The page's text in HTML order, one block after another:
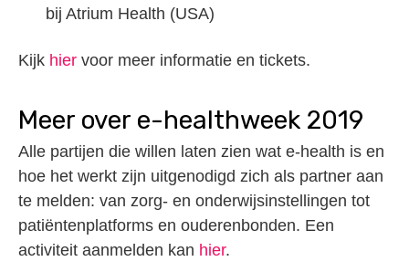
bij Atrium Health (USA)
Kijk hier voor meer informatie en tickets.
Meer over e-healthweek 2019
Alle partijen die willen laten zien wat e-health is en
hoe het werkt zijn uitgenodigd zich als partner aan
te melden: van zorg- en onderwijsinstellingen tot
patiëntenplatforms en ouderenbonden. Een
activiteit aanmelden kan hier.